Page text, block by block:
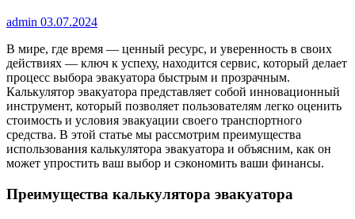
admin 03.07.2024
В мире, где время — ценный ресурс, и уверенность в своих
действиях — ключ к успеху, находится сервис, который делает
процесс выбора эвакуатора быстрым и прозрачным.
Калькулятор эвакуатора представляет собой инновационный
инструмент, который позволяет пользователям легко оценить
стоимость и условия эвакуации своего транспортного
средства. В этой статье мы рассмотрим преимущества
использования калькулятора эвакуатора и объясним, как он
может упростить ваш выбор и сэкономить ваши финансы.
Преимущества калькулятора эвакуатора